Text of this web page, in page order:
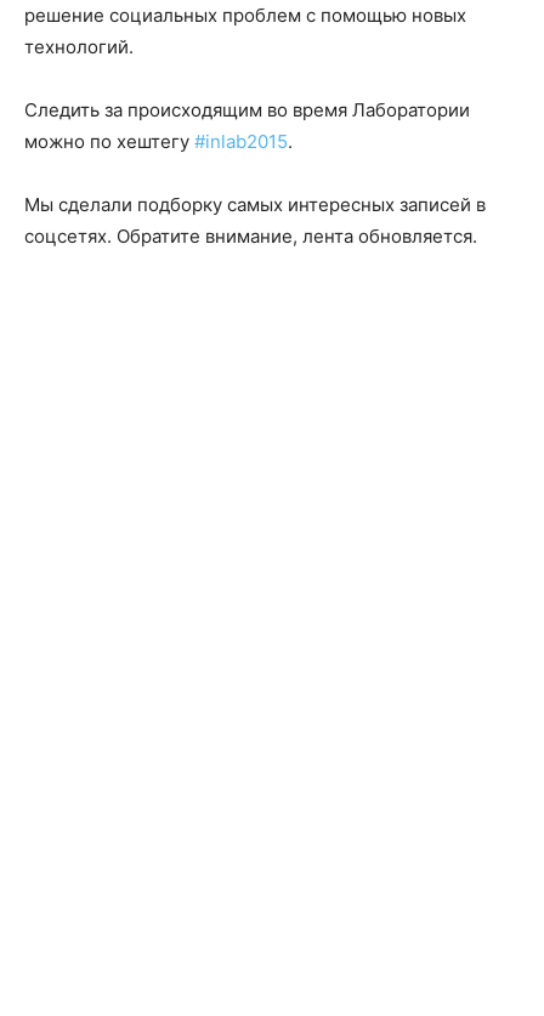
решение социальных проблем с помощью новых
технологий.
Следить за происходящим во время Лаборатории
можно по хештегу #inlab2015.
Мы сделали подборку самых интересных записей в
соцсетях. Обратите внимание, лента обновляется.